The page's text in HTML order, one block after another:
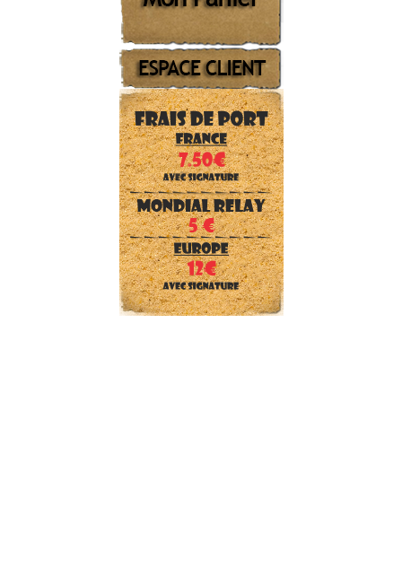
MILITAIRE
RANDONNEUR et Airsofteur
SECURITE et Forces de l'ordre
CHASSEUR
ENFANT
PEINTURE et camouflage
Reconstitution WWII
TENTES et gros matériel
DRAPEAUX et écussons
Téléchargements